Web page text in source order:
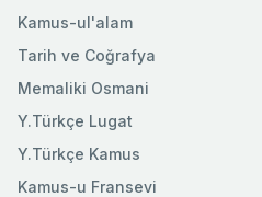
Kamus-ul'alam
Tarih ve Coğrafya
Memaliki Osmani
Y.Türkçe Lugat
Y.Türkçe Kamus
Kamus-u Fransevi